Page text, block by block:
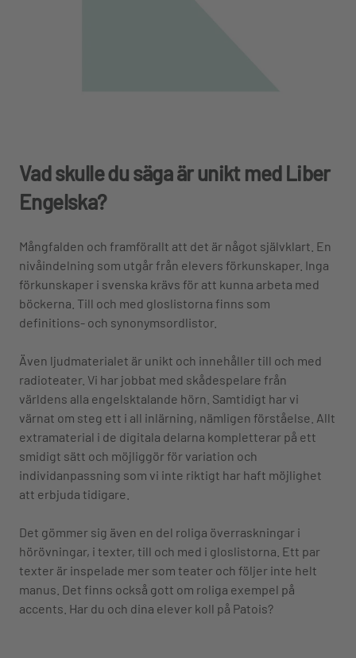
Vad skulle du säga är unikt med Liber
Engelska?
Mångfalden och framförallt att det är något självklart. En
nivåindelning som utgår från elevers förkunskaper. Inga
förkunskaper i svenska krävs för att kunna arbeta med
böckerna. Till och med gloslistorna finns som
definitions- och synonymsordlistor.
Även ljudmaterialet är unikt och innehåller till och med
radioteater. Vi har jobbat med skådespelare från
världens alla engelsktalande hörn. Samtidigt har vi
värnat om steg ett i all inlärning, nämligen förståelse. Allt
extramaterial i de digitala delarna kompletterar på ett
smidigt sätt och möjliggör för variation och
individanpassning som vi inte riktigt har haft möjlighet
att erbjuda tidigare.
Det gömmer sig även en del roliga överraskningar i
hörövningar, i texter, till och med i gloslistorna. Ett par
texter är inspelade mer som teater och följer inte helt
manus. Det finns också gott om roliga exempel på
accents. Har du och dina elever koll på Patois?